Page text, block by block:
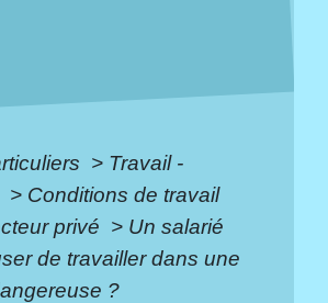
> Travail -
> Conditions de travail
privé > Un salarié
de travailler dans une
?